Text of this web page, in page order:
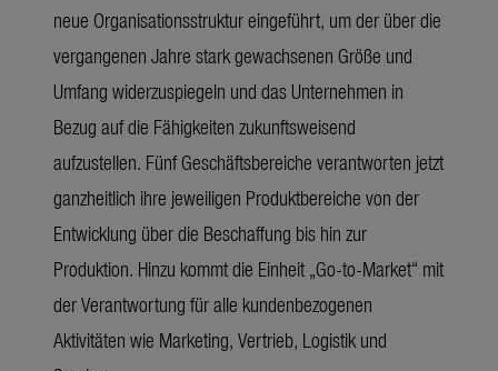
neue Organisationsstruktur eingeführt, um der über die
vergangenen Jahre stark gewachsenen Größe und
Umfang widerzuspiegeln und das Unternehmen in
Bezug auf die Fähigkeiten zukunftsweisend
aufzustellen. Fünf Geschäftsbereiche verantworten jetzt
ganzheitlich ihre jeweiligen Produktbereiche von der
Entwicklung über die Beschaffung bis hin zur
Produktion. Hinzu kommt die Einheit „Go-to-Market“ mit
der Verantwortung für alle kundenbezogenen
Aktivitäten wie Marketing, Vertrieb, Logistik und